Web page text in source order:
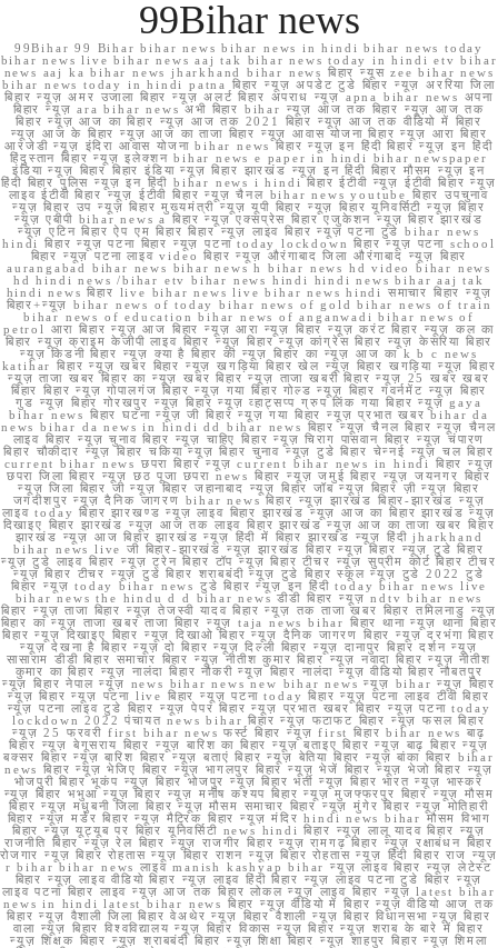
99Bihar news
99Bihar 99 Bihar bihar news bihar news in hindi bihar news today
bihar news live bihar news aaj tak bihar news today in hindi etv bihar
news aaj ka bihar news jharkhand bihar news बिहार न्यूस zee bihar news
bihar news today in hindi patna बिहार न्यूज़ अपडेट टुडे बिहार न्यूज़ अररिया जिला
बिहार न्यूज़ अमर उजाला बिहार न्यूज़ अलर्ट बिहार अपराध न्यूज़ apna bihar news अपना
बिहार न्यूज़ ara bihar news अभी बिहार bihar न्यूज़ आज तक बिहार न्यूज़ आज तक
बिहार न्यूज़ आज का बिहार न्यूज़ आज तक 2021 बिहार न्यूज़ आज तक वीडियो में बिहार
न्यूज़ आज के बिहार न्यूज़ आज का ताजा बिहार न्यूज़ आवास योजना बिहार न्यूज़ आरा बिहार
आरजेडी न्यूज़ इंदिरा आवास योजना bihar news बिहार न्यूज़ इन हिंदी बिहार न्यूज़ इन हिंदी
हिंदुस्तान बिहार न्यूज़ इलेक्शन bihar news e paper in hindi bihar newspaper
इंडिया न्यूज़ बिहार बिहार इंडिया न्यूज़ बिहार झारखंड न्यूज़ इन हिंदी बिहार मौसम न्यूज़ इन
हिंदी बिहार पुलिस न्यूज़ इन हिंदी bihar news i hindi बिहार ईटीवी न्यूज़ ईटीवी बिहार न्यूज़
लाइव ईटीवी बिहार न्यूज़ ईटीवी बिहार न्यूज़ चैनल bihar news youtube बिहार उपचुनाव
न्यूज़ बिहार उप न्यूज़ बिहार मुख्यमंत्री न्यूज़ यूपी बिहार न्यूज़ बिहार यूनिवर्सिटी न्यूज़ बिहार
न्यूज़ एबीपी bihar news a बिहार न्यूज़ एक्सप्रेस बिहार एजुकेशन न्यूज़ बिहार झारखंड
न्यूज़ एटिन बिहार ऐप एम बिहार बिहार न्यूज़ लाइव बिहार न्यूज़ पटना टुडे bihar news
hindi बिहार न्यूज़ पटना बिहार न्यूज़ पटना today lockdown बिहार न्यूज़ पटना school
बिहार न्यूज़ पटना लाइव video बिहार न्यूज़ औरंगाबाद जिला औरंगाबाद न्यूज़ बिहार
aurangabad bihar news bihar news h bihar news hd video bihar news
hd hindi news /bihar etv bihar news hindi hindi news bihar aaj tak
hindi news बिहार live bihar news live bihar news hindi समाचार बिहार न्यूज़
बिहार+न्यूज़ bihar news of today bihar news of gold bihar news of train
bihar news of education bihar news of anganwadi bihar news of
petrol आरा बिहार न्यूज़ आज बिहार न्यूज़ आरा न्यूज़ बिहार न्यूज़ करंट बिहार न्यूज़ कल का
बिहार न्यूज़ क्राइम केजीपी लाइव बिहार न्यूज़ बिहार न्यूज़ कांग्रेस बिहार न्यूज़ केसरिया बिहार
न्यूज़ किडनी बिहार न्यूज़ क्या है बिहार की न्यूज़ बिहार का न्यूज़ आज का k b c news
katihar बिहार न्यूज़ खबर बिहार न्यूज़ खगड़िया बिहार खेल न्यूज़ बिहार खगड़िया न्यूज़ बिहार
न्यूज़ ताजा खबर बिहार का न्यूज़ खबर बिहार न्यूज़ ताजा खबरी बिहार न्यूज़ 25 खबर खबर
बिहार बिहार न्यूज़ गोपालगंज बिहार न्यूज़ गया बिहार गोल्ड न्यूज़ बिहार गवर्नमेंट न्यूज़ बिहार
गुड न्यूज़ बिहार गोरखपुर न्यूज़ बिहार न्यूज़ व्हाट्सप्प ग्रुप लिंक गया बिहार न्यूज़ gaya
bihar news बिहार घटना न्यूज़ जी बिहार न्यूज़ गया बिहार न्यूज़ प्रभात खबर bihar da
news bihar da news in hindi dd bihar news बिहार न्यूज़ चैनल बिहार न्यूज़ चैनल
लाइव बिहार न्यूज़ चुनाव बिहार न्यूज़ चाहिए बिहार न्यूज़ चिराग पासवान बिहार न्यूज़ चंपारण
बिहार चौकीदार न्यूज़ बिहार चकिया न्यूज़ बिहार चुनाव न्यूज़ टुडे बिहार चेन्नई न्यूज़ चल बिहार
current bihar news छपरा बिहार न्यूज़ current bihar news in hindi बिहार न्यूज़
छपरा जिला बिहार न्यूज़ छठ पूजा छपरा news बिहार न्यूज़ जमुई बिहार न्यूज़ जयनगर बिहार
न्यूज़ जिला बिहार जी न्यूज़ बिहार जहानाबाद न्यूज़ बिहार जॉब न्यूज़ बिहार ज़ी न्यूज़ बिहार
जगदीशपुर न्यूज़ दैनिक जागरण bihar news बिहार न्यूज़ झारखंड बिहार-झारखंड न्यूज़
लाइव today बिहार झारखण्ड न्यूज़ लाइव बिहार झारखंड न्यूज़ आज का बिहार झारखंड न्यूज़
दिखाइए बिहार झारखंड न्यूज़ आज तक लाइव बिहार झारखंड न्यूज़ आज का ताजा खबर बिहार
झारखंड न्यूज़ आज बिहार झारखंड न्यूज़ हिंदी में बिहार झारखंड न्यूज़ हिंदी jharkhand
bihar news live जी बिहार-झारखंड न्यूज़ झारखंड बिहार न्यूज़ बिहार न्यूज़ टुडे बिहार
न्यूज़ टुडे लाइव बिहार न्यूज़ ट्रेन बिहार टॉप न्यूज़ बिहार टीचर न्यूज़ सुप्रीम कोर्ट बिहार टीचर
न्यूज़ बिहार टीचर न्यूज़ टुडे बिहार शराबबंदी न्यूज़ टुडे बिहार स्कूल न्यूज़ टुडे 2022 टुडे
बिहार न्यूज़ today bihar news टुडे बिहार न्यूज़ इन हिंदी today bihar news live
bihar news the hindu d d bihar news डीडी बिहार न्यूज़ ndtv bihar news
बिहार न्यूज़ ताजा बिहार न्यूज़ तेजस्वी यादव बिहार न्यूज़ तक ताजा खबर बिहार तमिलनाडु न्यूज़
बिहार का न्यूज़ ताजा खबर ताजा बिहार न्यूज़ taja news bihar बिहार थाना न्यूज़ थाना बिहार
बिहार न्यूज़ दिखाइए बिहार न्यूज़ दिखाओ बिहार न्यूज़ दैनिक जागरण बिहार न्यूज़ दरभंगा बिहार
न्यूज़ देखना है बिहार न्यूज़ दो बिहार न्यूज़ दिल्ली बिहार न्यूज़ दानापुर बिहार दर्शन न्यूज़
सासाराम डीडी बिहार समाचार बिहार न्यूज़ नीतीश कुमार बिहार न्यूज़ नवादा बिहार न्यूज़ नीतीश
कुमार का बिहार न्यूज़ नालंदा बिहार नौकरी न्यूज़ बिहार नालंदा न्यूज़ वीडियो बिहार नौबतपुर
न्यूज़ बिहार नेपाल न्यूज़ news bihar news new bihar news न्यूज़ bihar न्यूज़ बिहार
न्यूज़ बिहार न्यूज़ पटना live बिहार न्यूज़ पटना today बिहार न्यूज़ पटना लाइव टीवी बिहार
न्यूज़ पटना लाइव टुडे बिहार न्यूज़ पेपर बिहार न्यूज़ प्रभात खबर बिहार न्यूज़ पटना today
lockdown 2022 पंचायत news bihar बिहार न्यूज़ फटाफट बिहार न्यूज़ फसल बिहार
न्यूज़ 25 फरवरी first bihar news फर्स्ट बिहार न्यूज़ first बिहार bihar news बाढ़
बिहार न्यूज़ बेगूसराय बिहार न्यूज़ बारिश का बिहार न्यूज़ बताइए बिहार न्यूज़ बाढ़ बिहार न्यूज़
बक्सर बिहार न्यूज़ बारिश बिहार न्यूज़ बताएं बिहार न्यूज़ बेतिया बिहार न्यूज़ बांका बिहार bihar
news बिहार न्यूज़ भेजिए बिहार न्यूज़ भागलपुर बिहार न्यूज़ भेजें बिहार न्यूज़ भेजो बिहार न्यूज़
भोजपुरी बिहार भूकंप न्यूज़ बिहार भोजपुर न्यूज़ बिहार भर्ती न्यूज़ बिहार भारत न्यूज़ भास्कर
न्यूज़ बिहार भभुआ न्यूज़ बिहार न्यूज़ मनीष कश्यप बिहार न्यूज़ मुजफ्फरपुर बिहार न्यूज़ मौसम
बिहार न्यूज़ मधुबनी जिला बिहार न्यूज़ मौसम समाचार बिहार न्यूज़ मुंगेर बिहार न्यूज़ मोतिहारी
बिहार न्यूज़ मर्डर बिहार न्यूज़ मैट्रिक बिहार न्यूज़ मंदिर hindi news bihar मौसम विभाग
बिहार न्यूज़ यूट्यूब पर बिहार यूनिवर्सिटी news hindi बिहार न्यूज़ लालू यादव बिहार न्यूज़
राजनीति बिहार न्यूज़ रेल बिहार न्यूज़ राजगीर बिहार न्यूज़ रामगढ़ बिहार न्यूज़ रक्षाबंधन बिहार
रोजगार न्यूज़ बिहार रोहतास न्यूज़ बिहार राशन न्यूज़ बिहार रोहतास न्यूज़ हिंदी बिहार राज न्यूज़
r bihar bihar news लाइव manish kashyap bihar न्यूज़ लाइव बिहार न्यूज़ लेटेस्ट
बिहार न्यूज़ लाइव वीडियो बिहार न्यूज़ लाइव हिंदी बिहार न्यूज़ लाइव पटना टुडे बिहार न्यूज़
लाइव पटना बिहार लाइव न्यूज़ आज तक बिहार लोकल न्यूज़ लाइव बिहार न्यूज़ latest bihar
news in hindi latest bihar news बिहार न्यूज़ वीडियो में बिहार न्यूज़ वीडियो आज तक
बिहार न्यूज़ वैशाली जिला बिहार वेअथेर न्यूज़ बिहार वैशाली न्यूज़ बिहार विधानसभा न्यूज़ बिहार
वाला न्यूज़ बिहार विश्वविद्यालय न्यूज़ बिहार विकास न्यूज़ बिहार न्यूज़ शराब के बारे में बिहार
न्यूज़ शिक्षक बिहार न्यूज़ शराबबंदी बिहार न्यूज़ शिक्षा बिहार न्यूज़ शाहपुर बिहार न्यूज़ शिमला